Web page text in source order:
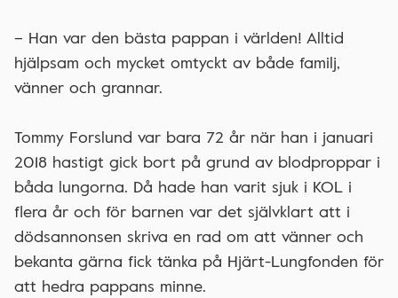
– Han var den bästa pappan i världen! Alltid
hjälpsam och mycket omtyckt av både familj,
vänner och grannar.
Tommy Forslund var bara 72 år när han i januari
2018 hastigt gick bort på grund av blodproppar i
båda lungorna. Då hade han varit sjuk i KOL i
flera år och för barnen var det självklart att i
dödsannonsen skriva en rad om att vänner och
bekanta gärna fick tänka på Hjärt-Lungfonden för
att hedra pappans minne.